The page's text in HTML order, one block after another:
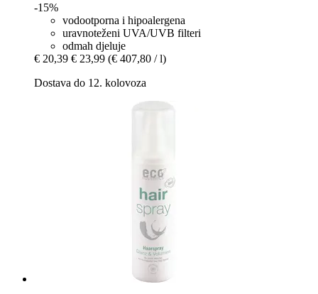
-15%
vodootporna i hipoalergena
uravnoteženi UVA/UVB filteri
odmah djeluje
€ 20,39 € 23,99 (€ 407,80 / l)
Dostava do 12. kolovoza